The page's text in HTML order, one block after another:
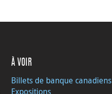
À VOIR
Billets de banque canadiens
Expositions